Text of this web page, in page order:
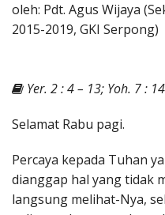
Berita Kegiatan
Materi
oleh: Pdt. Agus Wijaya
2015-2019, GKI Serpong)
Yer. 2 : 4 – 13; Yoh. 7 :
Selamat Rabu pagi.
Percaya kepada Tuhan
dianggap hal yang tidak
langsung melihat-Nya,